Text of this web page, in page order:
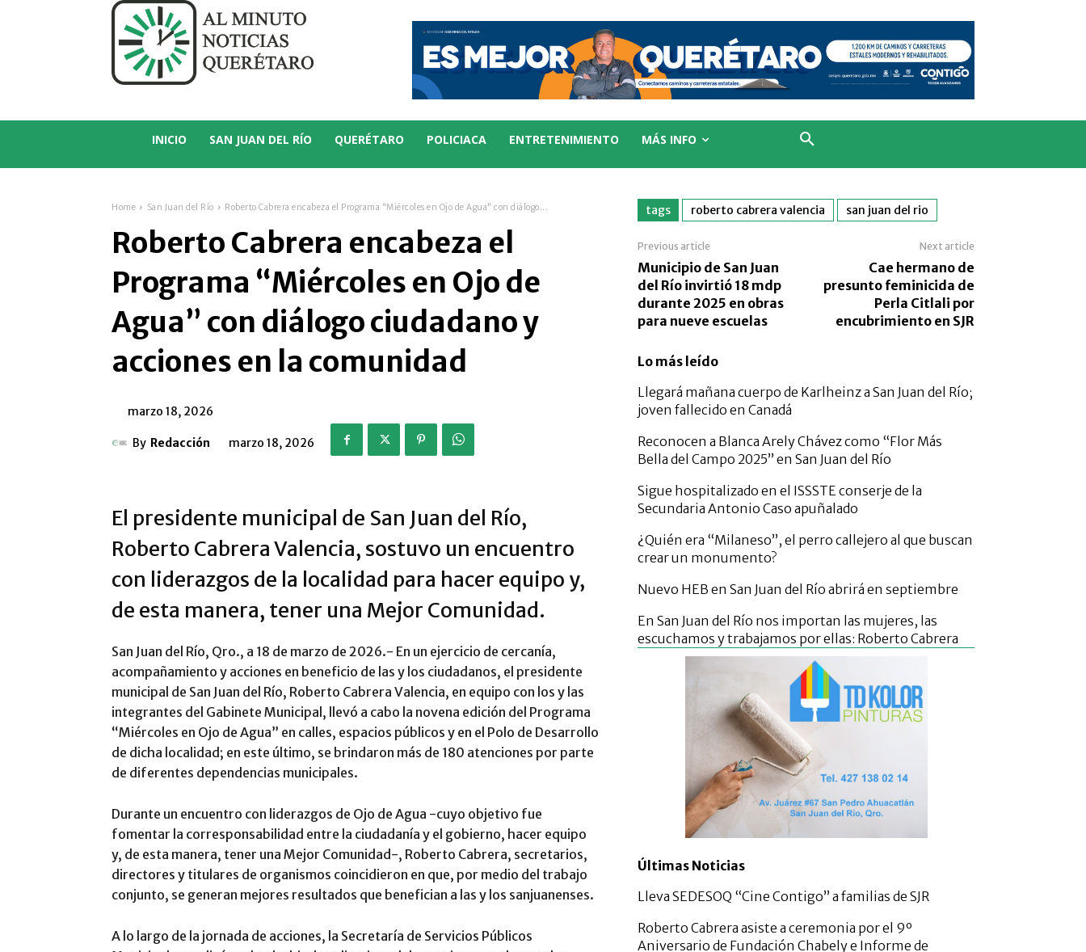
INICIO SAN JUAN DEL RÍO QUERÉTARO POLICIACA ENTRETENIMIENTO MÁS INFO
Home San Juan del Río Roberto Cabrera encabeza el Programa “Miércoles en Ojo de Agua” con diálogo...
Roberto Cabrera encabeza el
Programa “Miércoles en Ojo de
Agua” con diálogo ciudadano y
acciones en la comunidad
marzo 18, 2026
By Redacción marzo 18, 2026
El presidente municipal de San Juan del Río,
Roberto Cabrera Valencia, sostuvo un encuentro
con liderazgos de la localidad para hacer equipo y,
de esta manera, tener una Mejor Comunidad.
San Juan del Río, Qro., a 18 de marzo de 2026.- En un ejercicio de cercanía,
acompañamiento y acciones en beneficio de las y los ciudadanos, el presidente
municipal de San Juan del Río, Roberto Cabrera Valencia, en equipo con los y las
integrantes del Gabinete Municipal, llevó a cabo la novena edición del Programa
“Miércoles en Ojo de Agua” en calles, espacios públicos y en el Polo de Desarrollo
de dicha localidad; en este último, se brindaron más de 180 atenciones por parte
de diferentes dependencias municipales.
Durante un encuentro con liderazgos de Ojo de Agua -cuyo objetivo fue
fomentar la corresponsabilidad entre la ciudadanía y el gobierno, hacer equipo
y, de esta manera, tener una Mejor Comunidad-, Roberto Cabrera, secretarios,
directores y titulares de organismos coincidieron en que, por medio del trabajo
conjunto, se generan mejores resultados que benefician a las y los sanjuanenses.
A lo largo de la jornada de acciones, la Secretaría de Servicios Públicos
tags roberto cabrera valencia san juan del rio
Previous article
Municipio de San Juan
del Río invirtió 18 mdp
durante 2025 en obras
para nueve escuelas
Next article
Cae hermano de
presunto feminicida de
Perla Citlali por
encubrimiento en SJR
Lo más leído
Llegará mañana cuerpo de Karlheinz a San Juan del Río;
joven fallecido en Canadá
Reconocen a Blanca Arely Chávez como “Flor Más
Bella del Campo 2025” en San Juan del Río
Sigue hospitalizado en el ISSSTE conserje de la
Secundaria Antonio Caso apuñalado
¿Quién era “Milaneso”, el perro callejero al que buscan
crear un monumento?
Nuevo HEB en San Juan del Río abrirá en septiembre
En San Juan del Río nos importan las mujeres, las
escuchamos y trabajamos por ellas: Roberto Cabrera
Últimas Noticias
Lleva SEDESOQ “Cine Contigo” a familias de SJR
Roberto Cabrera asiste a ceremonia por el 9º
Aniversario de Fundación Chabely e Informe de